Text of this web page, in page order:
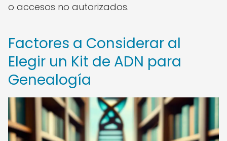
o accesos no autorizados.
Factores a Considerar al
Elegir un Kit de ADN para
Genealogía